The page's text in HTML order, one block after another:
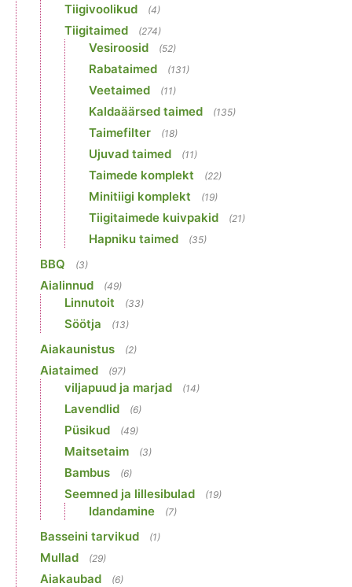
Tiigivoolikud (4)
Tiigitaimed (274)
Vesiroosid (52)
Rabataimed (131)
Veetaimed (11)
Kaldaäärsed taimed (135)
Taimefilter (18)
Ujuvad taimed (11)
Taimede komplekt (22)
Minitiigi komplekt (19)
Tiigitaimede kuivpakid (21)
Hapniku taimed (35)
BBQ (3)
Aialinnud (49)
Linnutoit (33)
Söötja (13)
Aiakaunistus (2)
Aiataimed (97)
viljapuud ja marjad (14)
Lavendlid (6)
Püsikud (49)
Maitsetaim (3)
Bambus (6)
Seemned ja lillesibulad (19)
Idandamine (7)
Basseini tarvikud (1)
Mullad (29)
Aiakaubad (6)